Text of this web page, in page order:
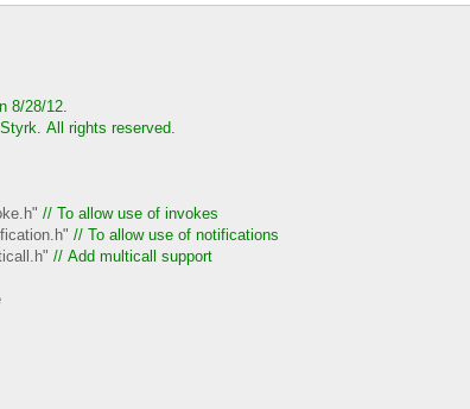
8/28/12.
All rights reserved.
// To allow use of invokes
// To allow use of notifications
// Add multicall support